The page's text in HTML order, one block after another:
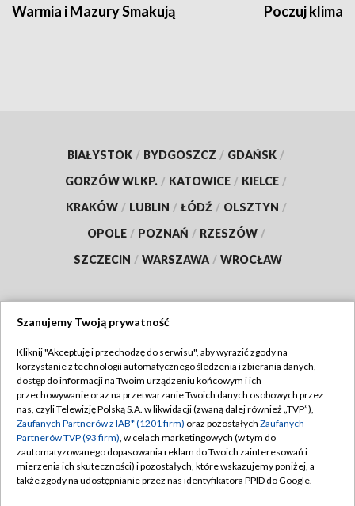
Warmia i Mazury Smakują Poczuj klimat
BIAŁYSTOK / BYDGOSZCZ / GDAŃSK /
GORZÓW WLKP. / KATOWICE / KIELCE /
KRAKÓW / LUBLIN / ŁÓDŹ / OLSZTYN /
OPOLE / POZNAŃ / RZESZÓW /
SZCZECIN / WARSZAWA / WROCŁAW
TVP
Abonament TVP
Emisja w TVP
Centrum informacji TVP
Naziemna Telewizja Cyfrowa
Regulamin TVP
Polityka prywatności
Moje zgody
Pomoc
Szanujemy Twoją prywatność
Kliknij "Akceptuję i przechodzę do serwisu", aby wyrazić zgody na
korzystanie z technologii automatycznego śledzenia i zbierania danych,
dostęp do informacji na Twoim urządzeniu końcowym i ich
przechowywanie oraz na przetwarzanie Twoich danych osobowych przez
nas, czyli Telewizję Polską S.A. w likwidacji (zwaną dalej również „TVP”),
Zaufanych Partnerów z IAB* (1201 firm) oraz pozostałych Zaufanych
Partnerów TVP (93 firm), w celach marketingowych (w tym do
zautomatyzowanego dopasowania reklam do Twoich zainteresowań i
mierzenia ich skuteczności) i pozostałych, które wskazujemy poniżej, a
także zgody na udostępnianie przez nas identyfikatora PPID do Google.